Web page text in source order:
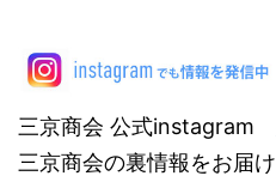
三京商会 公式instagram
三京商会の裏情報をお届け